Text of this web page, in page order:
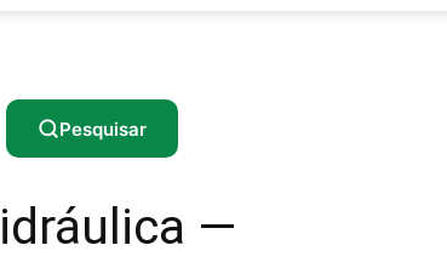
Pesquisar
—